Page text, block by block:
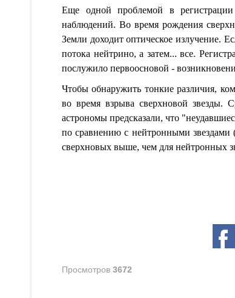
Еще одной проблемой в регистрации
наблюдений. Во время рождения
Земли доходит оптическое излучение.
потока нейтрино, а затем... все.
послужило первоосновой -
Чтобы обнаружить тонкие различия,
во время взрыва сверхновой звезды.
астрономы предсказали, что
по сравнению с нейтронными звездами
сверхновых выше, чем для нейтронных
Просмотров 3672